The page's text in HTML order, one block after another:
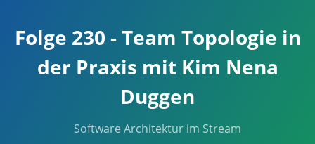
Folge 230 - Team Topologie in
der Praxis mit Kim Nena
Duggen
Software Architektur im Stream